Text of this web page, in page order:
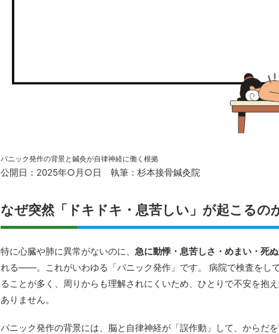
パニック発作の背景と鍼灸が自律神経に働く根拠
公開日：2025年○月○日 執筆：杉本接骨鍼灸院
なぜ突然「ドキドキ・息苦しい」が起こるの
特に心臓や肺に異常がないのに、 急に動悸・息苦しさ・めまい・死
れる――。これがいわゆる「パニック発作」です。 病院で検査をし
ることが多く、周りからも理解されにくいため、ひとりで不安を抱
ありません。
パニック発作の背景には、脳と自律神経が「誤作動」して、からだを